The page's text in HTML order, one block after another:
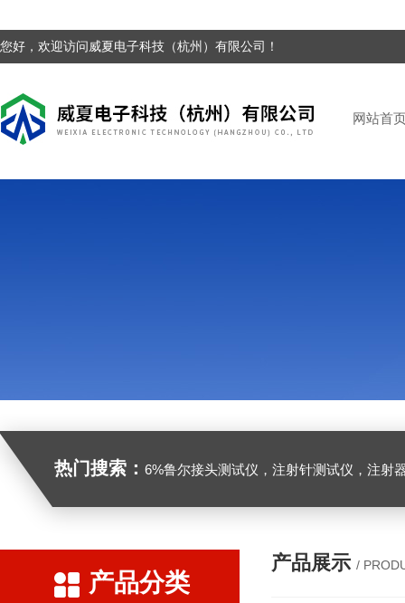
您好，欢迎访问威夏电子科技（杭州）有限公司！
网站首
热门搜索： 6%鲁尔接头测试仪，注射针测试仪，注射器测试仪，缝合针测试仪，缝合线测试仪，导管测
产品分类
产品展示 /